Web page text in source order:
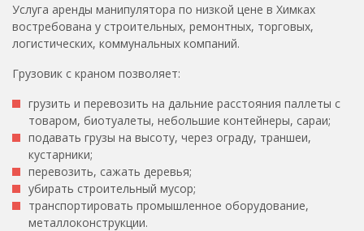
Услуга аренды манипулятора по низкой цене в Химках
востребована у строительных, ремонтных, торговых,
логистических, коммунальных компаний.
Грузовик с краном позволяет:
грузить и перевозить на дальние расстояния паллеты с
товаром, биотуалеты, небольшие контейнеры, сараи;
подавать грузы на высоту, через ограду, траншеи,
кустарники;
перевозить, сажать деревья;
убирать строительный мусор;
транспортировать промышленное оборудование,
металлоконструкции.